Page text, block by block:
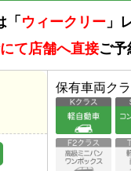
「 ウィークリー 」
て店舗へ直接ご予
保有車両ク